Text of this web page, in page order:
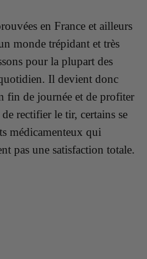
en France et ailleurs
monde trépidant et très
pour la plupart des
Il devient donc
fin de journée et de profiter
rectifier le tir, certains se
médicamenteux qui
pas une satisfaction totale.